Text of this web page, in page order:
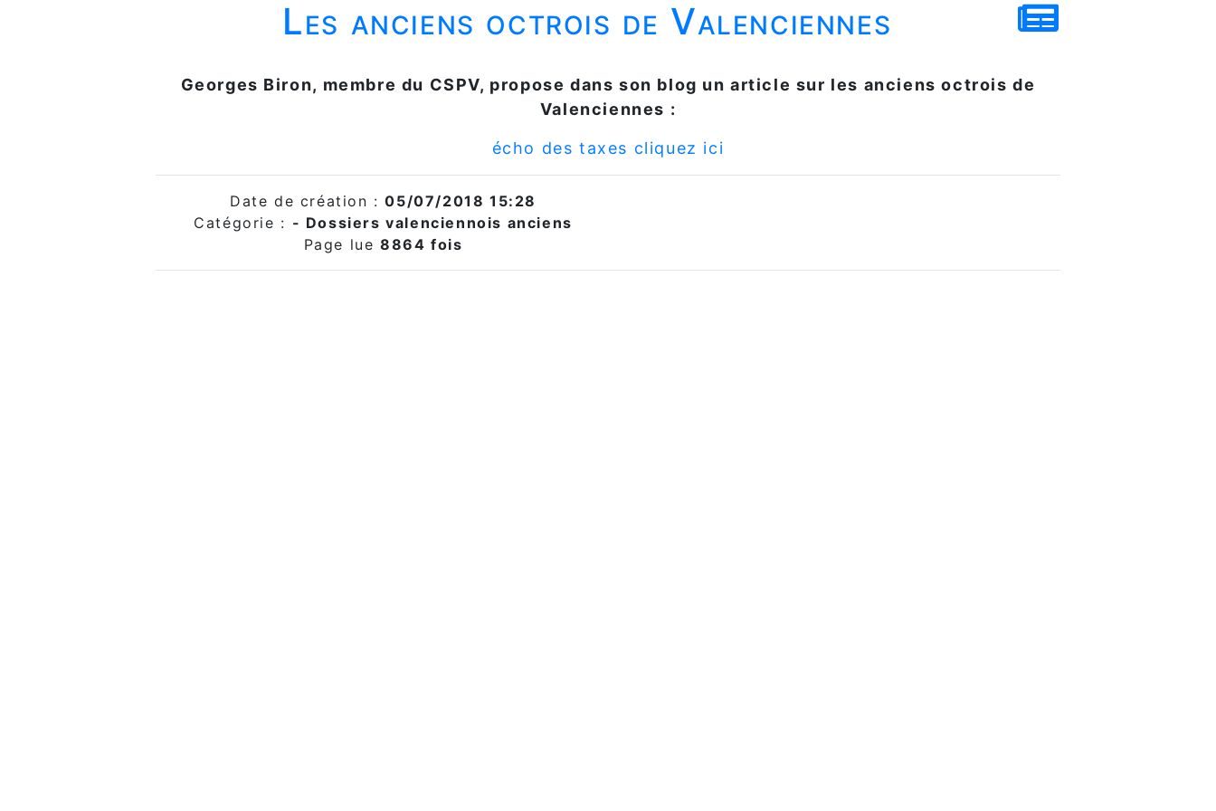
Les anciens octrois de Valenciennes
Georges Biron, membre du CSPV, propose dans son blog un article sur les anciens octrois de
Valenciennes :
écho des taxes cliquez ici
Date de création :05/07/2018 15:28
Catégorie : - Dossiers valenciennois anciens
Page lue 8864 fois